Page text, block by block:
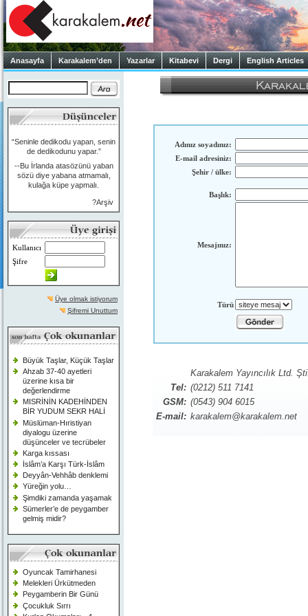
Anasayfa Karakalem’den Yazarlar Kitabevi Dergi English Articles
“Seninle dedikodu yapan, senin
de dedikodunu yapar.”
--Bu İrlanda atasözünü yaban
sözü diye yabana atmamalı,
kulağa küpe yapmalı.
?Arşiv
Kullanıcı
Şifre
Üye olmak istiyorum
Şifremi Unuttum
Büyük Taşlar, Küçük Taşlar
Ahzab 37-40 ayetleri
üzerine kısa bir
değerlendirme
MISRİNİN KADEHİNDEN
BİR YUDUM SEKR HALİ
Müslüman-Hıristiyan
diyalogu üzerine
düşünceler ve tecrübeler
Karga kıssası
İslâm’a Karşı Türk-İslâm
Deyyân-Vehhâb denklemi
Yüreğin yolu…
Şimdiki zamanda yaşamak
Sümerler’e de peygamber
gelmiş midir?
Oyuncak Tamirhanesi
Melekleri Ürkütmeden
Peygamberin Bir Günü
Çocukluk Sırrı
Adınız soyadınız:
E-mail adresiniz:
Şehir / ülke:
Başlık:
Mesajınız:
Türü
Karakalem Yayıncılık Ltd.
Tel: (0212) 511 7141
GSM: (0543) 904 6015
E-mail: karakalem@karakalem.net